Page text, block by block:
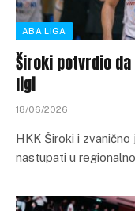
ABA LIGA
Široki potvrdio
ligi
18/06/2026
HKK Široki i
nastupati u